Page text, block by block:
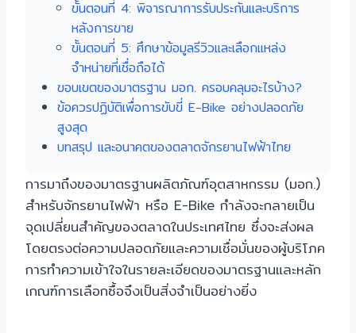
ขั้นตอนที่ 4: พิจารณาการรับประกันและบริการ
หลังการขาย
ขั้นตอนที่ 5: ศึกษาข้อมูลรีวิวและเลือกแหล่ง
จำหน่ายที่เชื่อถือได้
ขอบเขตของมาตรฐาน มอก. ครอบคลุมอะไรบ้าง?
ข้อควรปฏิบัติเพื่อการขับขี่ E-Bike อย่างปลอดภัย
สูงสุด
บทสรุป และอนาคตของตลาดจักรยานไฟฟ้าไทย
การมาถึงของมาตรฐานผลิตภัณฑ์อุตสาหกรรม (มอก.)
สำหรับจักรยานไฟฟ้า หรือ E-Bike กำลังจะกลายเป็น
จุดเปลี่ยนสำคัญของตลาดในประเทศไทย ซึ่งจะส่งผล
โดยตรงต่อความปลอดภัยและความเชื่อมั่นของผู้บริโภค
การทำความเข้าใจในรายละเอียดของมาตรฐานและหลัก
เกณฑ์การเลือกซื้อจึงเป็นสิ่งจำเป็นอย่างยิ่ง